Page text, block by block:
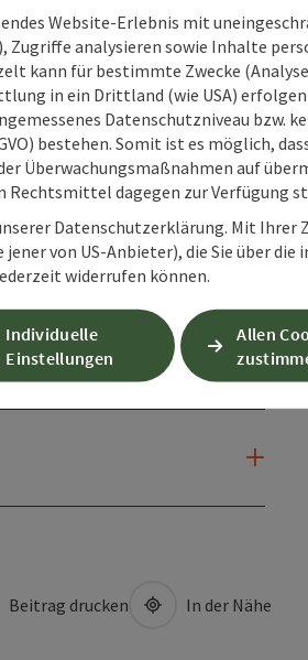
Beitrag drucken In der Nähe
Website-Erlebnis mit
Zugriffe analysieren sowie Inhalte
kann für bestimmte Zwecke
in ein Drittland (wie USA) erfolgen
Datenschutzniveau bzw.
bestehen. Somit ist es möglich,
Überwachungsmaßnahmen auf
Rechtsmittel dagegen zur Verfügung
Datenschutzerklärung. Mit Ihrer
von US-Anbieter), die Sie über die
widerrufen können.
Individuelle
Einstellungen
Allen